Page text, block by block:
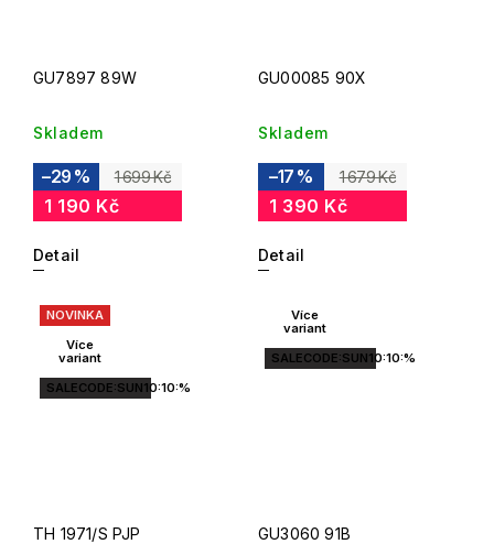
GU7897 89W
Skladem
1 699 Kč
–29 %
1 190 Kč
Detail
GU00085 90X
Skladem
1 679 Kč
–17 %
1 390 Kč
Detail
NOVINKA
Více
variant
SALECODE:SUN10:10:%
TH 1971/S PJP
Více
variant
SALECODE:SUN10:10:%
GU3060 91B